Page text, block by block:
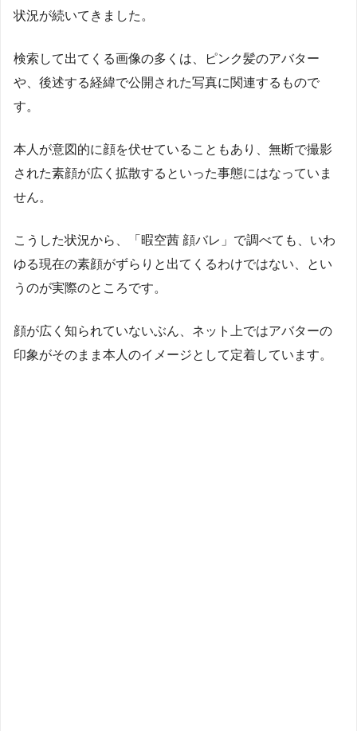
状況が続いてきました。
検索して出てくる画像の多くは、ピンク髪のアバター
や、後述する経緯で公開された写真に関連するもので
す。
本人が意図的に顔を伏せていることもあり、無断で撮影
された素顔が広く拡散するといった事態にはなっていま
せん。
こうした状況から、「暇空茜 顔バレ」で調べても、いわ
ゆる現在の素顔がずらりと出てくるわけではない、とい
うのが実際のところです。
顔が広く知られていないぶん、ネット上ではアバターの
印象がそのまま本人のイメージとして定着しています。